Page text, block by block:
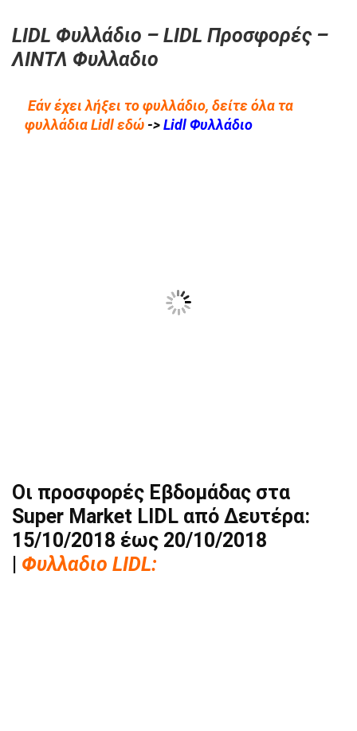
LIDL Φυλλάδιο – LIDL Προσφορές –
ΛΙΝΤΛ Φυλλαδιο
Εάν έχει λήξει το φυλλάδιο, δείτε όλα τα
φυλλάδια Lidl εδώ->Lidl Φυλλάδιο
Οι προσφορές Εβδομάδας στα
Super Market LIDL από Δευτέρα:
15/10/2018 έως 20/10/2018
Φυλλαδιο LIDL: